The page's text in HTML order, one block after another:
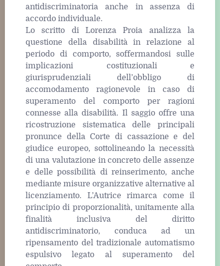
antidiscriminatoria anche in assenza di
accordo individuale.
Lo scritto di Lorenza Proia analizza la
questione della disabilità in relazione al
periodo di comporto, soffermandosi sulle
implicazioni costituzionali e
giurisprudenziali dell’obbligo di
accomodamento ragionevole in caso di
superamento del comporto per ragioni
connesse alla disabilità. Il saggio offre una
ricostruzione sistematica delle principali
pronunce della Corte di cassazione e del
giudice europeo, sottolineando la necessità
di una valutazione in concreto delle assenze
e delle possibilità di reinserimento, anche
mediante misure organizzative alternative al
licenziamento. L’Autrice rimarca come il
principio di proporzionalità, unitamente alla
finalità inclusiva del diritto
antidiscriminatorio, conduca ad un
ripensamento del tradizionale automatismo
espulsivo legato al superamento del